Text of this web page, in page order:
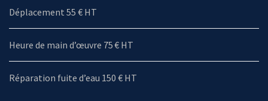
Déplacement 55 € HT
Heure de main d’œuvre 75 € HT
Réparation fuite d’eau 150 € HT